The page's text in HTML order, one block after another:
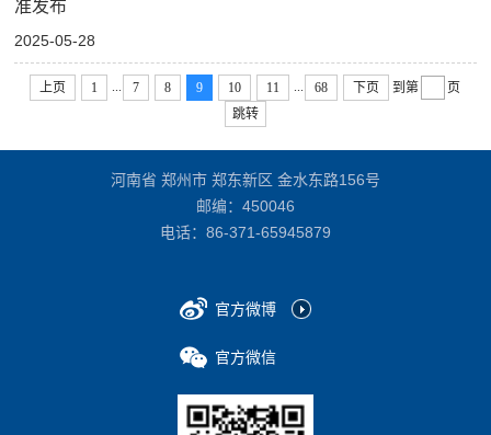
准发布
2025-05-28
上页 1 7 8 9 10 11 68 下页 到第
页
跳转
河南省 郑州市 郑东新区 金水东路156号
邮编：450046
电话： 86-371-65945879
官方微博
官方微信